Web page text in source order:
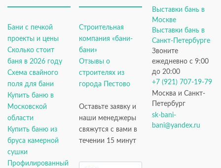
Бани с печкой
проекты и цены
Сколько стоит
баня в 2026 году
Схема свайного
поля для бани
Купить баню в
Московской
области
Купить баню из
бруса камерной
сушки
Профилированный
Строительная
компания «бани-
бани»
Отзывы о
строителях из
города Пестово
Оставьте заявку и
наши менеджеры
свяжутся с вами в
течении 15 минут
Выставки бань в
Москве
Выставки бань в
Санкт-Петербурге
Звоните
ежедневно с 9:00
до 20:00
+7 (921) 707-19-79
Москва и Санкт-
Петербург
sk-bani-
bani@yandex.ru